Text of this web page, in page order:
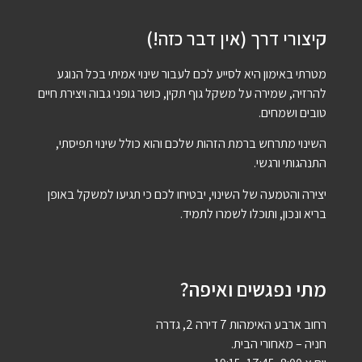
קיצורי דרך (אין דבר כזה!)
מטרתי באימון היא לסייע לכם לעבור שינוי אמיתי בכל הנוגע
להרזיה, שמירה על משקל גוף תקין, כושר גופני גבוה ויצירת חיים
טובים ושמחים.
השינוי מתרחש ברמת הזהות שלכם והוא כולל שינוי תפיסתי,
התנהגותי ורגשי.
יצירה והטמעה של השינוי, יבטיחו לכם כי תגיעו למשקל באופן
בריא ונכון, ותוכלו לשמרו לתמיד.
מתי נפגשים ואיפה?
רחוב ארבע האימהות 7 דירה 2, גדרה
חניה – מאחורי הבית.